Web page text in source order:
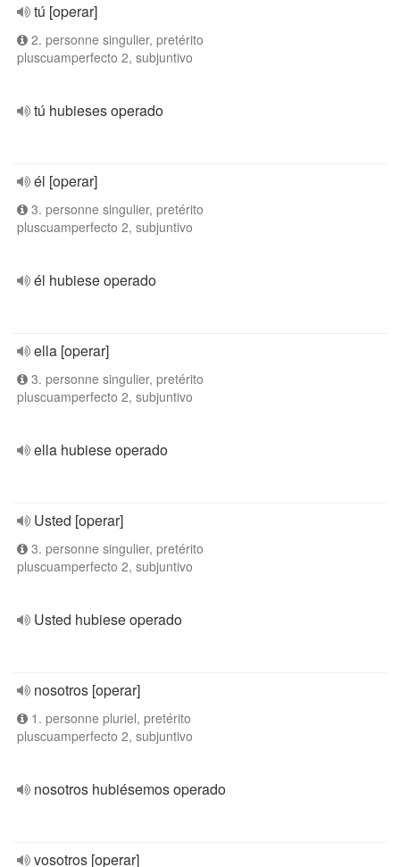
tú [operar]
2. personne singulier, pretérito
pluscuamperfecto 2, subjuntivo
tú hubieses operado
él [operar]
3. personne singulier, pretérito
pluscuamperfecto 2, subjuntivo
él hubiese operado
ella [operar]
3. personne singulier, pretérito
pluscuamperfecto 2, subjuntivo
ella hubiese operado
Usted [operar]
3. personne singulier, pretérito
pluscuamperfecto 2, subjuntivo
Usted hubiese operado
nosotros [operar]
1. personne pluriel, pretérito
pluscuamperfecto 2, subjuntivo
nosotros hubiésemos operado
vosotros [operar]